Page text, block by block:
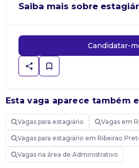
Saiba mais sobre
Candidatar-
Esta vaga aparece também
Vagas para estagiário Vagas em
Vagas para estagiário em Ribeirao
Vagas na área de Administrativo